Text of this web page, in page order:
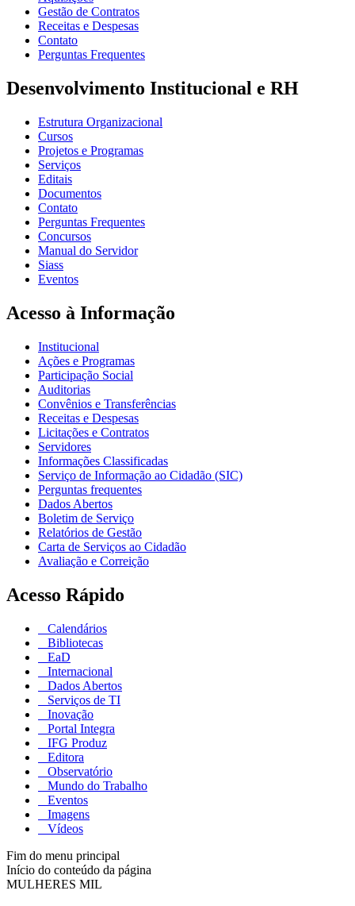
Gestão de Contratos
Receitas e Despesas
Contato
Perguntas Frequentes
Desenvolvimento Institucional e RH
Estrutura Organizacional
Cursos
Projetos e Programas
Serviços
Editais
Documentos
Contato
Perguntas Frequentes
Concursos
Manual do Servidor
Siass
Eventos
Acesso à Informação
Institucional
Ações e Programas
Participação Social
Auditorias
Convênios e Transferências
Receitas e Despesas
Licitações e Contratos
Servidores
Informações Classificadas
Serviço de Informação ao Cidadão (SIC)
Perguntas frequentes
Dados Abertos
Boletim de Serviço
Relatórios de Gestão
Carta de Serviços ao Cidadão
Avaliação e Correição
Acesso Rápido
Calendários
Bibliotecas
EaD
Internacional
Dados Abertos
Serviços de TI
Inovação
Portal Integra
IFG Produz
Editora
Observatório
Mundo do Trabalho
Eventos
Imagens
Vídeos
Fim do menu principal
Início do conteúdo da página
MULHERES MIL